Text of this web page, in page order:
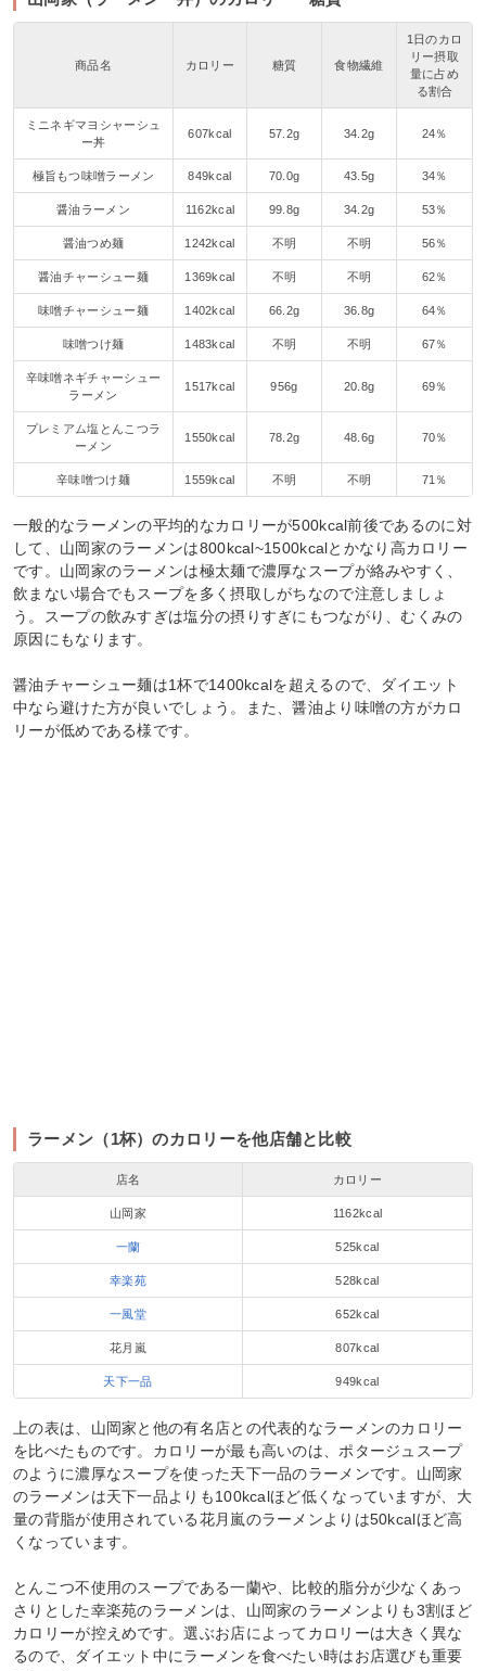
商品名 カロリー 糖質 食物繊維
1日のカロ
リー摂取
量に占め
る割合
ミニネギマヨシャーシュ
ー丼
607kcal 57.2g 34.2g 24％
極旨もつ味噌ラーメン 849kcal 70.0g 43.5g 34％
醤油ラーメン 1162kcal 99.8g 34.2g 53％
醤油つめ麺 1242kcal 不明 不明 56％
醤油チャーシュー麺 1369kcal 不明 不明 62％
味噌チャーシュー麺 1402kcal 66.2g 36.8g 64％
味噌つけ麺 1483kcal 不明 不明 67％
辛味噌ネギチャーシュー
ラーメン
1517kcal 956g 20.8g 69％
プレミアム塩とんこつラ
ーメン
1550kcal 78.2g 48.6g 70％
辛味噌つけ麺 1559kcal 不明 不明 71％
一般的なラーメンの平均的なカロリーが500kcal前後であるのに対
して、山岡家のラーメンは800kcal~1500kcalとかなり高カロリー
です。山岡家のラーメンは極太麺で濃厚なスープが絡みやすく、
飲まない場合でもスープを多く摂取しがちなので注意しましょ
う。スープの飲みすぎは塩分の摂りすぎにもつながり、むくみの
原因にもなります。
醤油チャーシュー麺は1杯で1400kcalを超えるので、ダイエット
中なら避けた方が良いでしょう。また、醤油より味噌の方がカロ
リーが低めである様です。
ラーメン（1杯）のカロリーを他店舗と比較
店名 カロリー
山岡家 1162kcal
一蘭 525kcal
幸楽苑 528kcal
一風堂 652kcal
花月嵐 807kcal
天下一品 949kcal
上の表は、山岡家と他の有名店との代表的なラーメンのカロリー
を比べたものです。カロリーが最も高いのは、ポタージュスープ
のように濃厚なスープを使った天下一品のラーメンです。山岡家
のラーメンは天下一品よりも100kcalほど低くなっていますが、大
量の背脂が使用されている花月嵐のラーメンよりは50kcalほど高
くなっています。
とんこつ不使用のスープである一蘭や、比較的脂分が少なくあっ
さりとした幸楽苑のラーメンは、山岡家のラーメンよりも3割ほど
カロリーが控えめです。選ぶお店によってカロリーは大きく異な
るので、ダイエット中にラーメンを食べたい時はお店選びも重要